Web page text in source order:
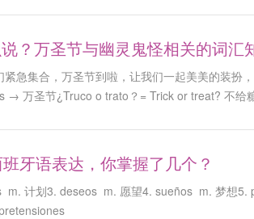
？万圣节与幽灵鬼怪相关的词汇
急集合，万圣节到啦，让我们一起美美的装
→ 万圣节¿Truco o trato？= Trick or treat? 不
牙语表达，你掌握了几个？
计划3. deseos m. 愿望4. sueños m. 梦想